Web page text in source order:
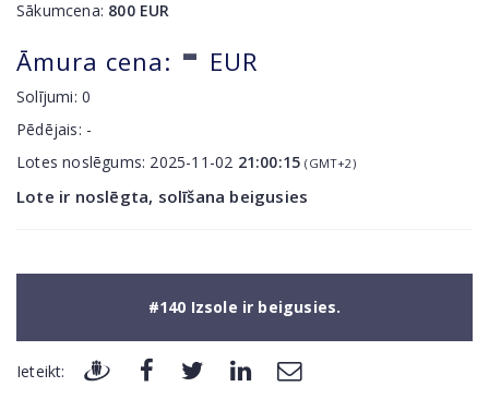
Sākumcena: 800EUR
Āmura cena: - EUR
Solījumi:0
Pēdējais: -
Lotes noslēgums: 2025-11-02 21:00:15 (GMT+2)
Lote ir noslēgta, solīšana beigusies
#140 Izsole ir beigusies.
Ieteikt: